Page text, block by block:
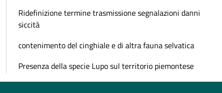
Ridefinizione termine trasmissione segnalazioni danni
siccità
contenimento del cinghiale e di altra fauna selvatica
Presenza della specie Lupo sul territorio piemontese